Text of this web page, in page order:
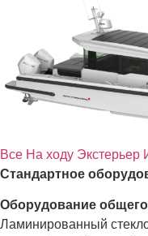
Все На ходу Экстерьер
Стандартное
Оборудование
Ламинированный